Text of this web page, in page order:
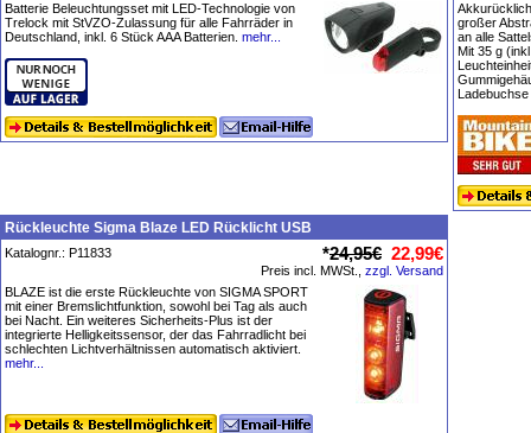
Batterie Beleuchtungsset mit LED-Technologie von
Trelock mit StVZO-Zulassung für alle Fahrräder in
Deutschland, inkl. 6 Stück AAA Batterien. mehr...
großer
an alle
Mit 35 g
Rückleuchte Sigma Blaze LED Rücklicht USB
Katalognr.: P11833 *24,95€ 22,99€
Preis incl. MWSt., zzgl. Versand
BLAZE ist die erste Rückleuchte von SIGMA SPORT
mit einer Bremslichtfunktion, sowohl bei Tag als auch
bei Nacht. Ein weiteres Sicherheits-Plus ist der
integrierte Helligkeitssensor, der das Fahrradlicht bei
schlechten Lichtverhältnissen automatisch aktiviert.
mehr...